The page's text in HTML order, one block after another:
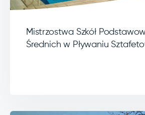
Mistrzostwa Szkół
Średnich w Pływaniu